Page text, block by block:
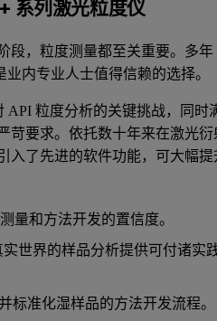
系列激光粒度仪
段，粒度测量都至关重要。多年
业内专业人士值得信赖的选择。
API 粒度分析的关键挑战，同时
苛要求。依托数十年来在激光衍
入了先进的软件功能，可大幅提
量和方法开发的置信度。
实世界的样品分析提供可付诸实
标准化湿样品的方法开发流程。